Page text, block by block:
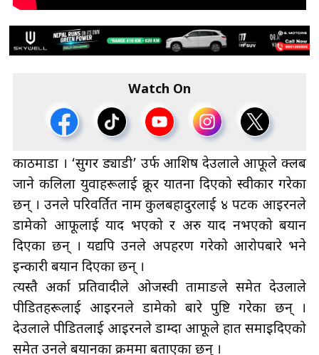
Watch On
काठमाडौँ । ‘सुगर ड्याडी’ उर्फ आशिष देउलाले आफूले क्लब
जाने कलिला युवाहरूलाई क्रूर यातना दिएको स्वीकार गरेका
छन् । उनले परिवर्तित नाम कुलबहादुरलाई ४ पटक आइरनले
डामेको आफूलाई याद भएको र अरु याद नभएको बयान
दिएका छन् ।यद्यपि उनले अपहरण गरेको आरोपबारे भने
इन्कारी बयान दिएका छन् ।
त्यस्तै अर्का प्रतिवादीले ओजस्वी तामाङले समेत देउलाले
पीडितहरूलाई आइरनले डामेको बारे पुष्टि गरेका छन् ।
देउलाले पीडितलाई आइरनले डाम्दा आफूले हात समाइदिएको
समेत उनले बयानका क्रममा बताएका छन् ।